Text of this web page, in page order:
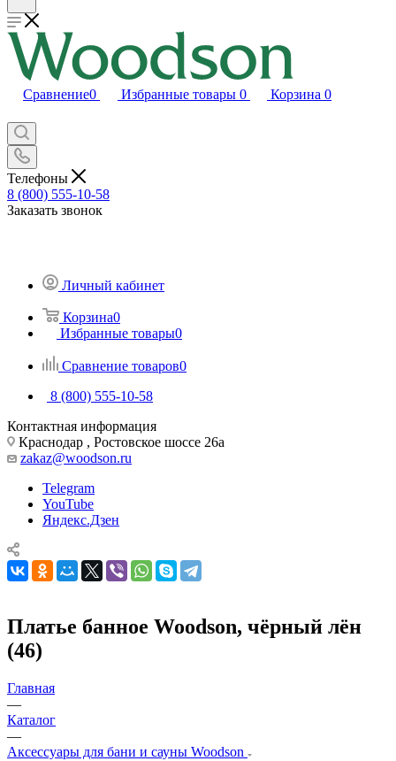
Сравнение0 Избранные товары 0 Корзина 0
Телефоны
8 (800) 555-10-58
Заказать звонок
Личный кабинет
Корзина0
Избранные товары0
Сравнение товаров0
8 (800) 555-10-58
Контактная информация
Краснодар , Ростовское шоссе 26а
zakaz@woodson.ru
Telegram
YouTube
Яндекс.Дзен
Платье банное Woodson, чёрный лён
(46)
Главная
—
Каталог
—
Аксессуары для бани и сауны Woodson